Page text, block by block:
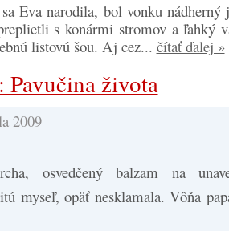
Eva narodila, bol vonku nádherný
s konármi stromov a ľahký
listovú šou. Aj cez... čítať ďalej »
Pavučina života
2009
osvedčený balzam na
myseľ, opäť nesklamala. Vôňa